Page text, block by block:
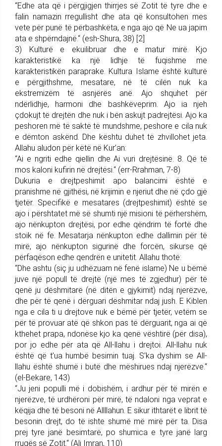
“Edhe ata që i përgjigjen thirrjes së Zotit të tyre dhe e
falin namazin rregullisht dhe ata që konsultohen mes
vete për punë të përbashkëta, e nga ajo që Ne ua japim
ata e shpërndajnë.“ (esh-Shura, 38) [2]
3) Kulturë e ekuilibruar dhe e matur mirë. Kjo
karakteristikë ka një lidhje të fuqishme me
karakteristikën paraprake. Kultura Islame është kulturë
e përgjithshme, mesatare, në të cilën nuk ka
ekstremizëm të asnjërës anë. Ajo shquhet për
ndërlidhje, harmoni dhe bashkëveprim. Ajo ia njeh
çdokujt të drejtën dhe nuk i bën askujt padrejtësi. Ajo ka
peshoren më të saktë të mundshme, peshore e cila nuk
e dëmton askënd. Dhe kështu duhet të zhvillohet jeta.
Allahu aludon për këtë në Kur’an:
“Ai e ngriti edhe qiellin dhe Ai vuri drejtësinë. 8. Që të
mos kaloni kufirin në drejtësi.“ (err-Rrahman, 7-8)
Dukuria e drejtpeshimit apo balancimi është e
pranishme në gjithësi, në krijimin e njeriut dhe në çdo gjë
tjetër. Specifikë e mesatares (drejtpeshimit) është se
ajo i përshtatet më së shumti një misioni të përhershëm,
ajo nënkupton drejtësi, por edhe qëndrim të fortë dhe
stoik në fe. Mesatarja nënkupton edhe dallimin për të
mirë, ajo nënkupton sigurinë dhe forcën, sikurse që
përfaqëson edhe qendrën e unitetit. Allahu thotë:
“Dhe ashtu (siç ju udhëzuam në fenë islame) Ne u bëmë
juve një popull të drejtë (një mes të zgjedhur) për të
qenë ju dëshmitarë (në ditën e gjykimit) ndaj njerëzve,
dhe për të qenë i dërguari dëshmitar ndaj jush. E Kiblen
nga e cila ti u drejtove nuk e bëmë për tjetër, vetëm se
për të provuar atë që shkon pas të dërguarit, nga ai që
kthehet prapa, ndonëse kjo ka qenë vështirë (për disa),
por jo edhe për ata që All-llahu i drejtoi. All-llahu nuk
është që t’ua humbë besimin tuaj. S’ka dyshim se All-
llahu është shumë i butë dhe mëshirues ndaj njerëzve.“
(el-Bekare, 143)
“Ju jeni populli më i dobishëm, i ardhur për të mirën e
njerëzve, të urdhëroni për mirë, të ndaloni nga veprat e
këqija dhe të besoni në Allllahun. E sikur ithtarët e librit të
besonin drejt, do të ishte shumë më mirë për ta. Disa
prej tyre janë besimtarë, po shumica e tyre janë larg
rrugës së Zotit.“ (Ali Imran, 110)